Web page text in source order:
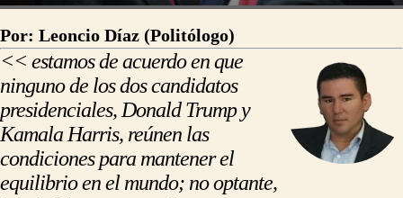
Por: Leoncio Díaz (Politólogo)
<< estamos de acuerdo en que
ninguno de los dos candidatos
presidenciales, Donald Trump y
Kamala Harris, reúnen las
condiciones para mantener el
equilibrio en el mundo; no optante,